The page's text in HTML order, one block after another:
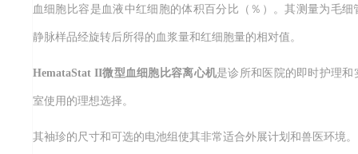
血细胞比容是血液中红细胞的体积百分比（％）。其测量为毛细
静脉样品经旋转后所得的血浆量和红细胞量的相对值。
HemataStat II微型血细胞比容离心机是诊所和医院的即时护理和
室使用的理想选择。
其袖珍的尺寸和可选的电池组使其非常适合外展计划和兽医环境。